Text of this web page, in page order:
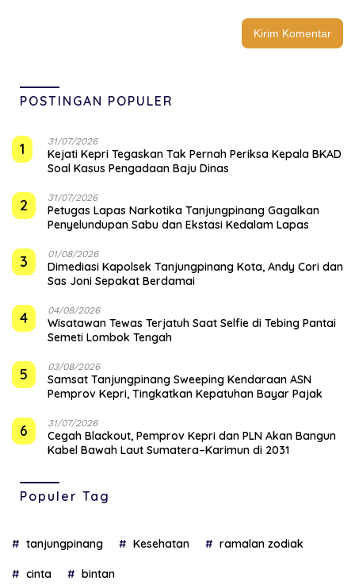
POSTINGAN POPULER
1 31/07/2026
Kejati Kepri Tegaskan Tak Pernah Periksa Kepala BKAD
Soal Kasus Pengadaan Baju Dinas
2 31/07/2026
Petugas Lapas Narkotika Tanjungpinang Gagalkan
Penyelundupan Sabu dan Ekstasi Kedalam Lapas
3 01/08/2026
Dimediasi Kapolsek Tanjungpinang Kota, Andy Cori dan
Sas Joni Sepakat Berdamai
4 04/08/2026
Wisatawan Tewas Terjatuh Saat Selfie di Tebing Pantai
Semeti Lombok Tengah
5 03/08/2026
Samsat Tanjungpinang Sweeping Kendaraan ASN
Pemprov Kepri, Tingkatkan Kepatuhan Bayar Pajak
6 31/07/2026
Cegah Blackout, Pemprov Kepri dan PLN Akan Bangun
Kabel Bawah Laut Sumatera–Karimun di 2031
Populer Tag
tanjungpinang Kesehatan ramalan zodiak
cinta bintan